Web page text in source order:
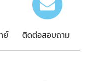
ย์ ติดต่อสอบถาม